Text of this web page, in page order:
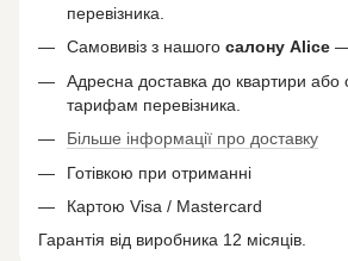
перевізника.
Самовивіз з нашого салону Alice —
Адресна доставка до квартири
тарифам перевізника.
Більше інформації про доставку
Готівкою при отриманні
Картою Visa / Mastercard
Гарантія від виробника 12 місяців.